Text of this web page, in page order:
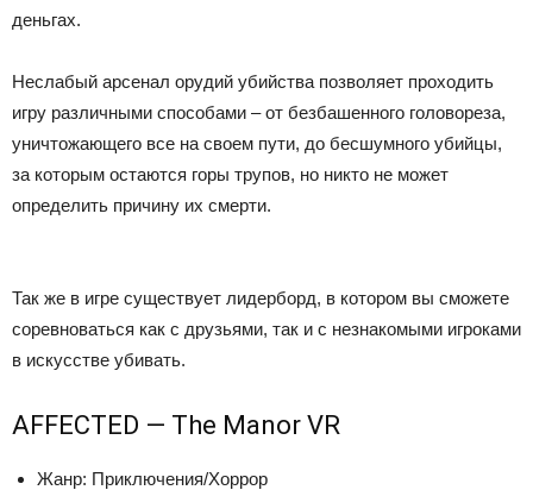
деньгах.
Неслабый арсенал орудий убийства позволяет проходить
игру различными способами – от безбашенного головореза,
уничтожающего все на своем пути, до бесшумного убийцы,
за которым остаются горы трупов, но никто не может
определить причину их смерти.
Так же в игре существует лидерборд, в котором вы сможете
соревноваться как с друзьями, так и с незнакомыми игроками
в искусстве убивать.
AFFECTED — The Manor VR
Жанр: Приключения/Хоррор